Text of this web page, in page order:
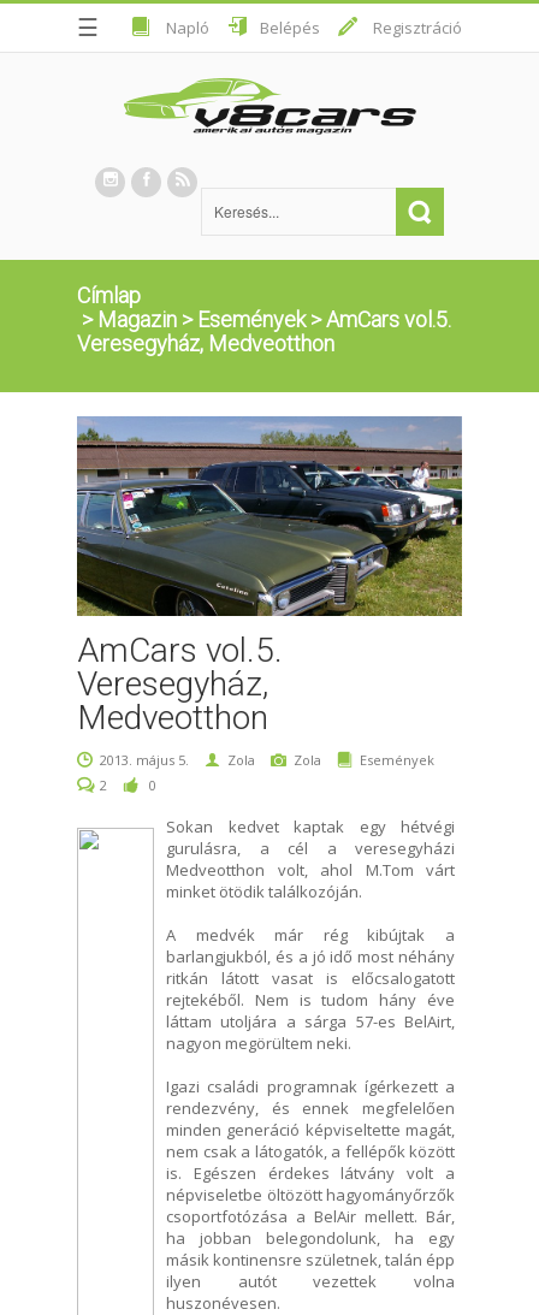
☰ Napló Belépés Regisztráció
Címlap
> Magazin > Események>AmCars vol.5.
Veresegyház, Medveotthon
AmCars vol.5.
Veresegyház,
Medveotthon
2013. május 5. Zola Zola
Események
2
0
Sokan kedvet kaptak egy hétvégi
gurulásra, a cél a veresegyházi
Medveotthon volt, ahol M.Tom várt
minket ötödik találkozóján.
A medvék már rég kibújtak a
barlangjukból, és a jó idő most néhány
ritkán látott vasat is előcsalogatott
rejtekéből. Nem is tudom hány éve
láttam utoljára a sárga 57-es BelAirt,
nagyon megörültem neki.
Igazi családi programnak ígérkezett a
rendezvény, és ennek megfelelően
minden generáció képviseltette magát,
nem csak a látogatók, a fellépők között
is. Egészen érdekes látvány volt a
népviseletbe öltözött hagyományőrzők
csoportfotózása a BelAir mellett. Bár,
ha jobban belegondolunk, ha egy
másik kontinensre születnek, talán épp
ilyen autót vezettek volna
huszonévesen.